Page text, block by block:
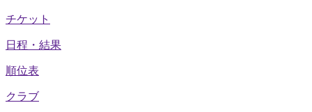
チケット
日程・結果
順位表
クラブ